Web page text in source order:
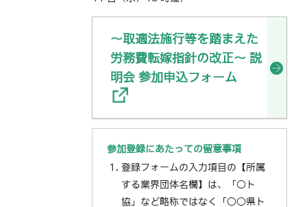
～取適法施行等を踏まえた
労務費転嫁指針の改正～ 説
明会 参加申込フォーム
参加登録にあたっての留意事項
登録フォームの入力項目の【所属
する業界団体名欄】は、「○ト
協」など略称ではなく「○○県ト